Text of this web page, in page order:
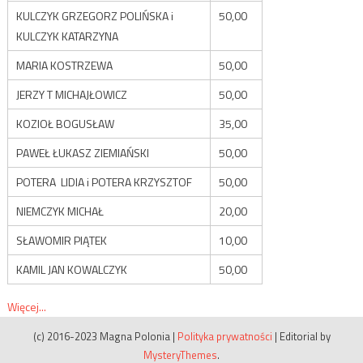
KULCZYK GRZEGORZ POLIŃSKA i
KULCZYK KATARZYNA
50,00
MARIA KOSTRZEWA
50,00
JERZY T MICHAJŁOWICZ
50,00
KOZIOŁ BOGUSŁAW
35,00
PAWEŁ ŁUKASZ ZIEMIAŃSKI
50,00
POTERA LIDIA i POTERA KRZYSZTOF
50,00
NIEMCZYK MICHAŁ
20,00
SŁAWOMIR PIĄTEK
10,00
KAMIL JAN KOWALCZYK
50,00
Więcej...
(c) 2016-2023 Magna Polonia | Polityka prywatności | Editorial by
MysteryThemes.